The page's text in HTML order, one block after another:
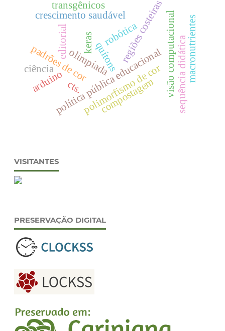
editorial
olimpíada
política pública educacional
padrões de corpolimorfismo de cor
quítonsregiões costeiras
robótica visão computacional
keras
crescimento saudável
sequência didática
transgênicos
cts. compostagem
ciência macronutrientes
arduino
VISITANTES
PRESERVAÇÃO DIGITAL